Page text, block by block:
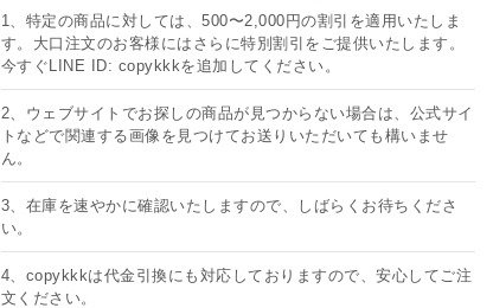
1、特定の商品に対しては、500〜2,000円の割引を適用いたしま
す。大口注文のお客様にはさらに特別割引をご提供いたします。
今すぐLINE ID: copykkkを追加してください。
2、ウェブサイトでお探しの商品が見つからない場合は、公式サイ
トなどで関連する画像を見つけてお送りいただいても構いませ
ん。
3、在庫を速やかに確認いたしますので、しばらくお待ちくださ
い。
4、copykkkは代金引換にも対応しておりますので、安心してご注
文ください。